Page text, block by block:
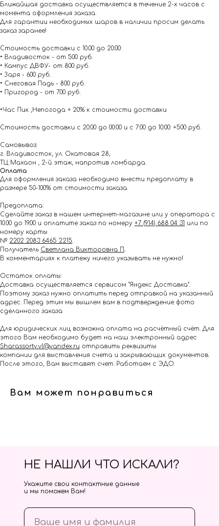
Ближайшая доставка осуществляется в течение 2-х часов с
момента оформления заказа.
Для гарантии необходимых шаров в наличии просим делать
заказ заранее!
Стоимость доставки с 10.00 до 20:00:
• Владивосток - от 500 руб.
• Кампус ДВФУ- от 800 руб.
• Заря - 600 руб.
• Снеговая Падь - 800 руб.
• Пригород - от 700 руб.
•Час Пик ,Непогода + 20% к стоимости доставки
Стоимость доставки с 20:00 до 00:00 и с 7:00 до 10:00: +500 руб.
Самовывоз:
г. Владивосток, ул. Окатовая 28,
ТЦ Махаон , 2-й этаж, напротив ломбарда.
Оплата
Для оформления заказа необходимо внести предоплату в
размере 50-100% от стоимости заказа.
Предоплата:
Сделайте заказ в нашем интернет-магазине или у оператора с
10.00 до 19.00 и оплатите заказ по номеру +7 (914) 688 04 31 или по
номеру карты
№ 2202 2083 6465 2215.
Получатель Светлана Викторовна П .
В комментариях к платежу ничего указывать не нужно!
Остаток оплаты:
Доставка осуществляется сервисом "Яндекс Доставка".
Поэтому заказ нужно оплатить перед отправкой на указанный
адрес. Перед этим мы вышлем вам в подтверждение фото
сделанного заказа
Для юридических лиц возможна оплата на расчётный счёт. Для
этого Вам необходимо будет на наш электронный адрес
Shar.assorty.vl@yandex.ru отправить реквизиты
компании для выставления счета и закрывающих документов.
После этого, Вам выставят счет. Работаем с ЭДО.
Вам может понравиться
НЕ НАШЛИ ЧТО ИСКАЛИ?
Укажите свои контактные данные
и мы поможем Вам!